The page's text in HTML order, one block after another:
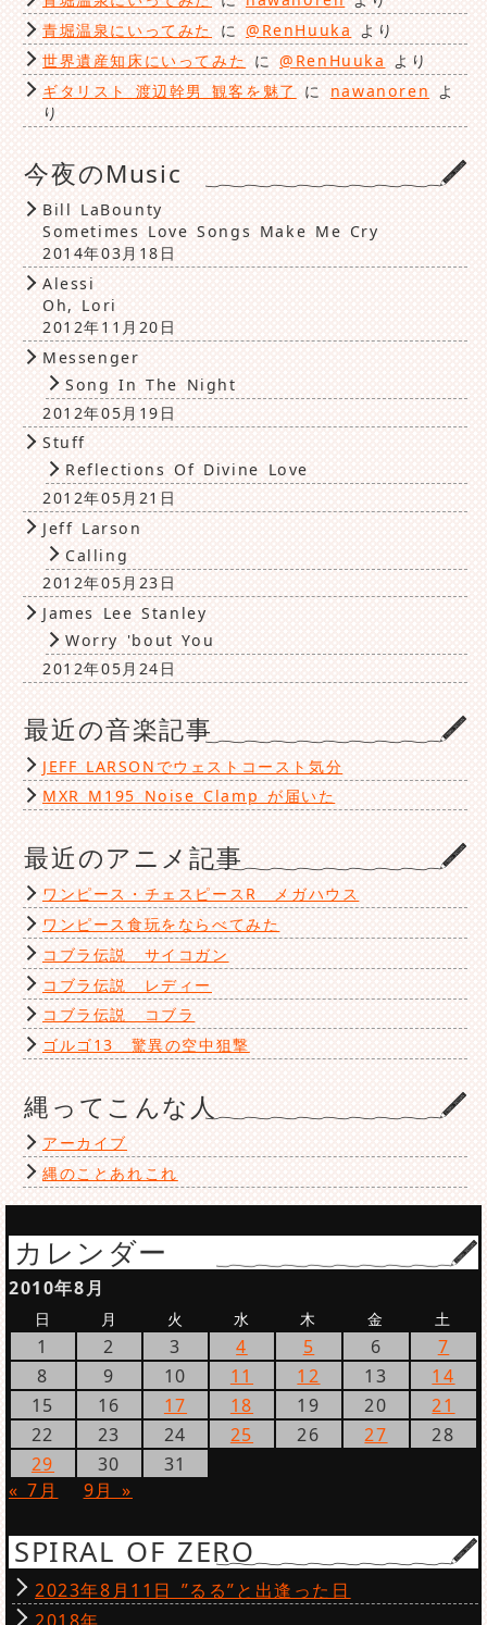
青堀温泉にいってみた
に @RenHuuka より
世界遺産知床にいってみた に@RenHuuka
より
ギタリスト 渡辺幹男 観客を魅了
に nawanoren
よ
り
今夜のMusic
Bill LaBounty
Sometimes Love Songs Make Me Cry
2014年03月18日
Alessi
Oh, Lori
2012年11月20日
Messenger
Song In The Night
2012年05月19日
Stuff
Reflections Of Divine Love
2012年05月21日
Jeff Larson
Calling
2012年05月23日
James Lee Stanley
Worry 'bout You
2012年05月24日
最近の音楽記事
JEFF LARSONでウェストコースト気分
MXR M195 Noise Clamp が届いた
最近のアニメ記事
ワンピース・チェスピースR メガハウス
ワンピース食玩をならべてみた
コブラ伝説 サイコガン
コブラ伝説 レディー
コブラ伝説 コブラ
ゴルゴ13 驚異の空中狙撃
縄ってこんな人
アーカイブ
縄のことあれこれ
カレンダー
2010年8月
日 月 火 水 木 金 土
1 2 3 4 5 6
7
8
9 10 11 12 13
14
15
16 17 18 19 20
21
22
23 24 25 26 27
28
29
30
31
« 7月
9月 »
SPIRAL OF ZERO
2023年8月11日 ”るる”と出逢った日